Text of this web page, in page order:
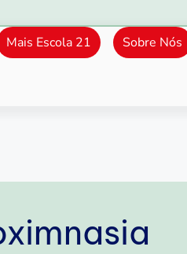
Mais Escola 21 Sobre Nós